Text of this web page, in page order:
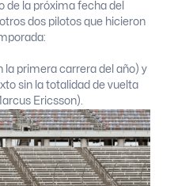
de la próxima fecha del
dos pilotos que hicieron
la primera carrera del año) y
sin la totalidad de vuelta
Ericsson).